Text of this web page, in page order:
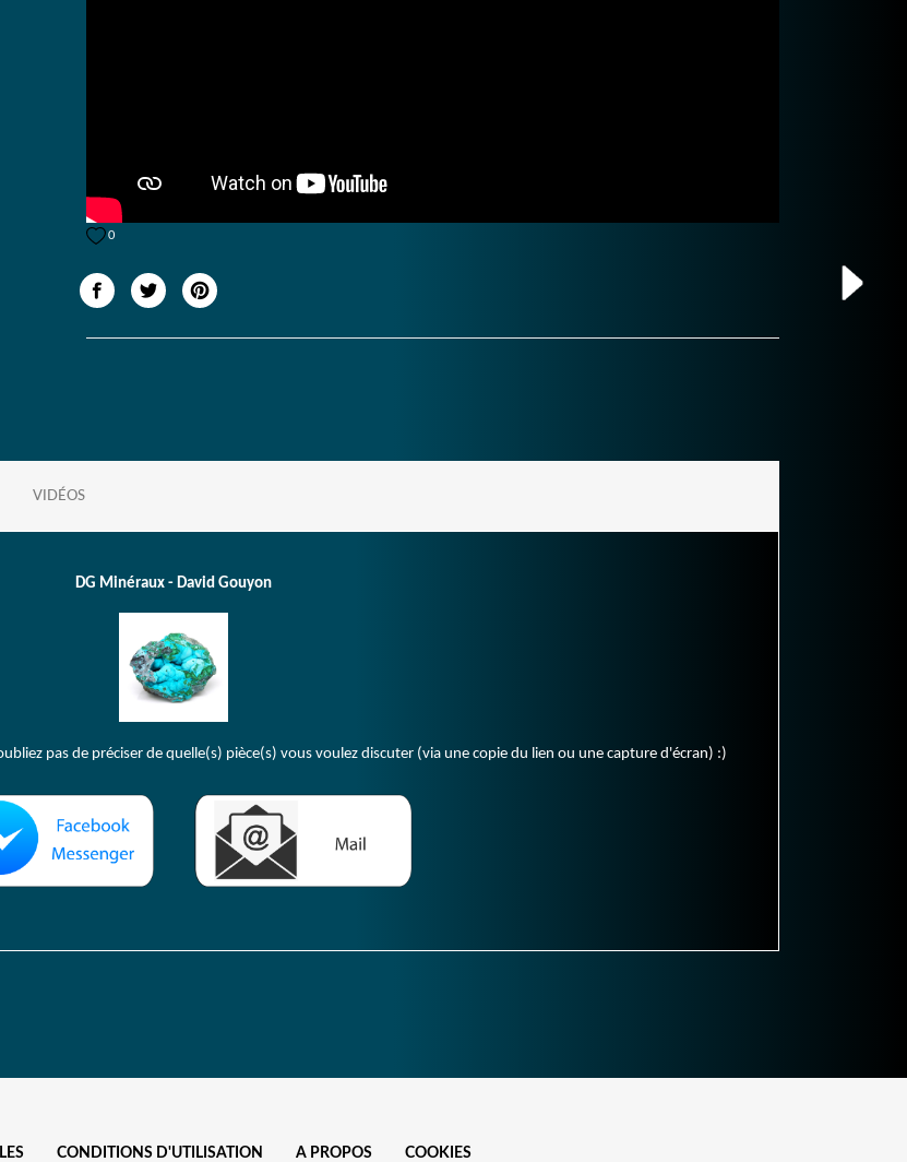
0
VIDÉOS
DG Minéraux - David Gouyon
pas de préciser de quelle(s) pièce(s) vous voulez discuter (via une copie du lien ou une capture d'écran) :)
CONDITIONS D'UTILISATION A PROPOS COOKIES